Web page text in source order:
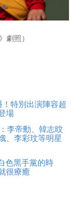
劇照）
特別出演陣容超
場
李帝勳、韓志旼
、李彩玟等明星
色黑手黨的時
很療癒